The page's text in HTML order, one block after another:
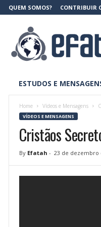
QUEM SOMOS? CONTRIBUIR
i
ESTUDOS E
Home Vídeos e Mensagens
VÍDEOS E MENSAGENS
Cristãos
By Efatah - 23 de dezembro